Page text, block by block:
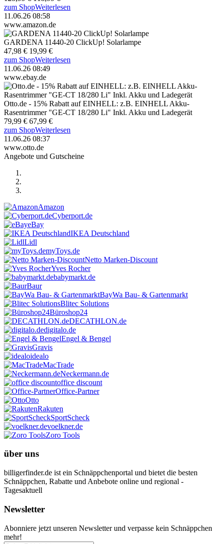
zum ShopWeiterlesen
11.06.26 08:58
www.amazon.de
GARDENA 11440-20 ClickUp! Solarlampe
47,98 € 19,99 €
zum ShopWeiterlesen
11.06.26 08:49
www.ebay.de
Otto.de - 15% Rabatt auf EINHELL: z.B. EINHELL Akku-
Rasentrimmer "GE-CT 18/280 Li" Inkl. Akku und Ladegerät
79,99 € 67,99 €
zum ShopWeiterlesen
11.06.26 08:37
www.otto.de
Angebote und Gutscheine
Amazon
Cyberport.de
eBay
IKEA Deutschland
Lidl
myToys.de
Netto Marken-Discount
Yves Rocher
babymarkt.de
Baur
BayWa Bau- & Gartenmarkt
Blitec Solutions
Büroshop24
DECATHLON.de
digitalo.de
Engel & Bengel
Gravis
idealo
MacTrade
Neckermann.de
office discount
Office-Partner
Otto
Rakuten
SportScheck
voelkner.de
Zoro Tools
über uns
billigerfinder.de ist ein Schnäppchenportal und bietet die besten
Schnäppchen, Rabatte und Anbebote online und regional -
Tagesaktuell
Newsletter
Abonniere jetzt unseren Newsletter und verpasse kein Schnäppchen
mehr!